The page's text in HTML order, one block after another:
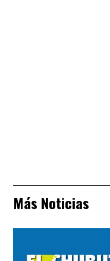
Más Noticias